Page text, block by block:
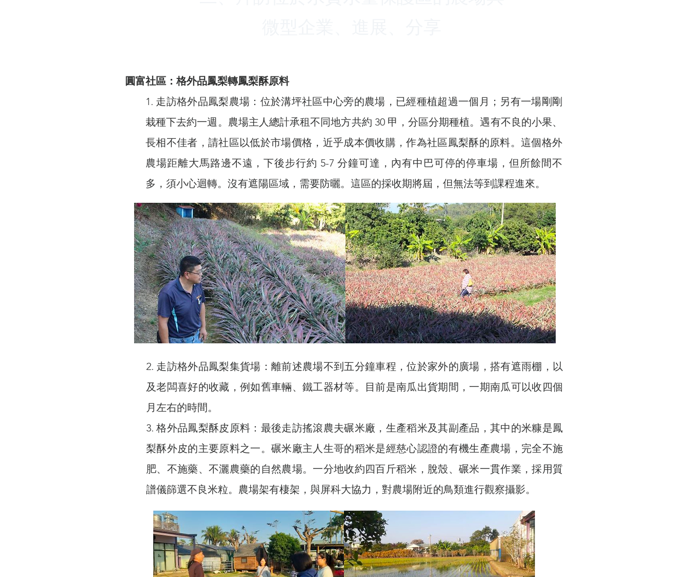
圓富社區：格外品鳳梨轉鳳梨酥原料
1. 走訪格外品鳳梨農場：位於溝坪社區中心旁的農場，已經種植超過一個月；另有一場剛剛
栽種下去約一週。農場主人總計承租不同地方共約 30 甲，分區分期種植。遇有不良的小果、
長相不佳者，請社區以低於市場價格，近乎成本價收購，作為社區鳳梨酥的原料。這個格外
農場距離大馬路邊不遠，下後步行約 5-7 分鐘可達，內有中巴可停的停車場，但所餘間不
多，須小心迴轉。沒有遮陽區域，需要防曬。這區的採收期將屆，但無法等到課程進來。
2. 走訪格外品鳳梨集貨場：離前述農場不到五分鐘車程，位於家外的廣場，搭有遮雨棚，以
及老闆喜好的收藏，例如舊車輛、鐵工器材等。目前是南瓜出貨期間，一期南瓜可以收四個
月左右的時間。
3. 格外品鳳梨酥皮原料：最後走訪搖滾農夫碾米廠，生產稻米及其副產品，其中的米糠是鳳
梨酥外皮的主要原料之一。碾米廠主人生哥的稻米是經慈心認證的有機生產農場，完全不施
肥、不施藥、不灑農藥的自然農場。一分地收約四百斤稻米，脫殼、碾米一貫作業，採用質
譜儀篩選不良米粒。農場架有棲架，與屏科大協力，對農場附近的鳥類進行觀察攝影。